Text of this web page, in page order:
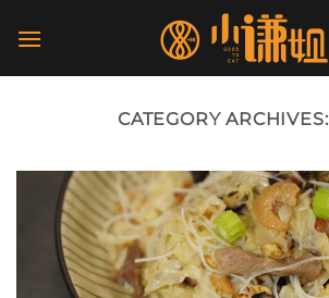
CATEGORY ARCHIVES: